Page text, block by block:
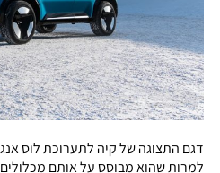
דגם התצוגה של קיה לתערוכת לוס